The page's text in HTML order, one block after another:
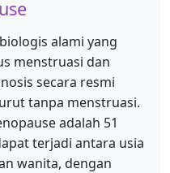
alami yang
menstruasi dan
secara resmi
tanpa menstruasi.
adalah 51
terjadi antara usia
wanita, dengan